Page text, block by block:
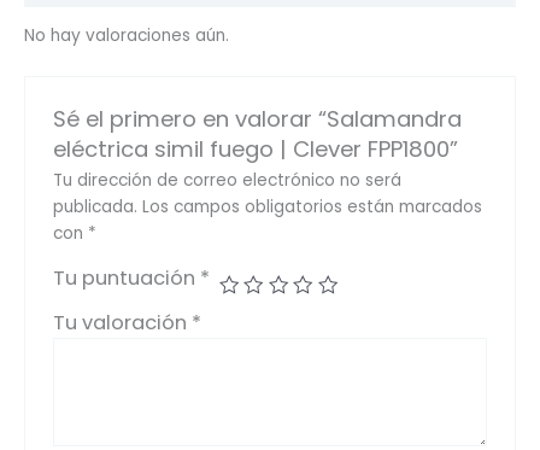
No hay valoraciones aún.
Sé el primero en valorar “Salamandra
eléctrica simil fuego | Clever FPP1800”
Tu dirección de correo electrónico no será
publicada. Los campos obligatorios están marcados
con *
Tu puntuación *
Tu valoración *